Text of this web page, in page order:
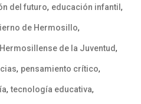
del futuro, educación infantil ,
de Hermosillo,
de la Juventud,
, pensamiento crítico,
,tecnología educativa,